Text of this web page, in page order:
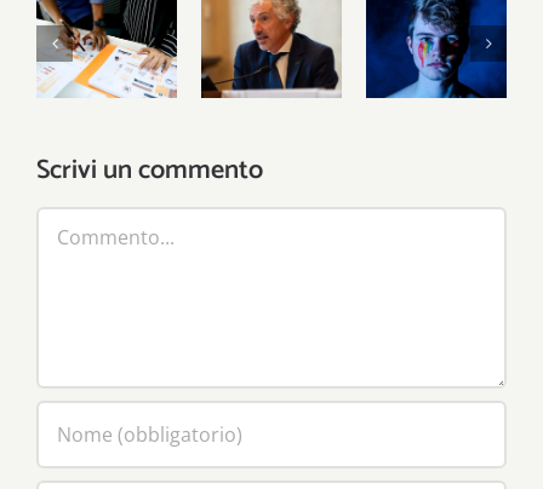
La riforma
del terzo
settore
Laburismo
cattolico
Dove è la
società
civile?
Scrivi un commento